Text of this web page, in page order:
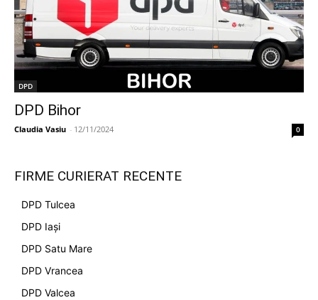
DPD
DPD Bihor
Claudia Vasiu - 12/11/2024 0
FIRME CURIERAT RECENTE
DPD Tulcea
DPD Iași
DPD Satu Mare
DPD Vrancea
DPD Valcea